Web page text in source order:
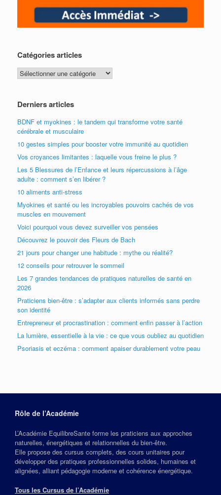
Catégories articles
Catégories
articles
Derniers articles
BDNF et myokines : le tandem qui transforme votre santé
cérébrale et musculaire
10 gestes simples pour booster votre immunité au quotidien
Vos croyances limitantes : laquelle vous freine le plus ?
Les 5 Blessures de l’Enfance et leurs répercussions à l’âge
adulte : comment s’en libérer ?
10 aliments anti-stress
Myokines et santé ou les incroyables pouvoirs cachés de vos
muscles en mouvement
Voici pourquoi vous devez surveiller vos pensées
Découvrez le pouvoir des Fleurs de Bach
21 jours pour changer une habitude : mythe ou réalité?
12 conseils pour retrouver le sommeil
Les 7 grandes tendances de pratiques naturelles de santé en
2026
Praticiens bien-être : s’adapter aux clients informés sans perdre
son identité
Entrepreneur et procrastination : comment enfin passer à l’action
La lumière, essentielle à la vie : ce que vous oubliez au quotidien
Psoriasis et eczéma : comment apaiser durablement votre peau
Rôle de l’Académie
L’Académie EquilibreSante forme les praticiens aux approches
naturelles, énergétiques et relationnelles du bien‑être.
Elle propose des cursus complets, des cours unitaires pour
développer des pratiques professionnelles solides, humaines et
alignées, alliant pédagogie moderne et cohérence énergétique.
Tous les Cursus de l’Académie